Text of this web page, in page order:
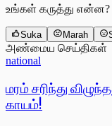
உங்கள் கருத்து என்ன?
Suka Marah
அண்மைய செய்திகள்
national
மரம் சரிந்து
காயம்!